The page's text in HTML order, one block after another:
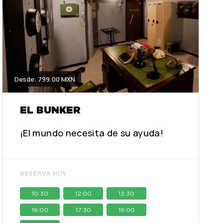
Desde: 799.00 MXN
EL BUNKER
¡El mundo necesita de su ayuda!
RESERVA HOY
10:30 12:00 13:30
16:00 17:30 19:00